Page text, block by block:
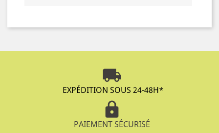
local_shipping
EXPÉDITION SOUS 24-48H*
lock
PAIEMENT SÉCURISÉ